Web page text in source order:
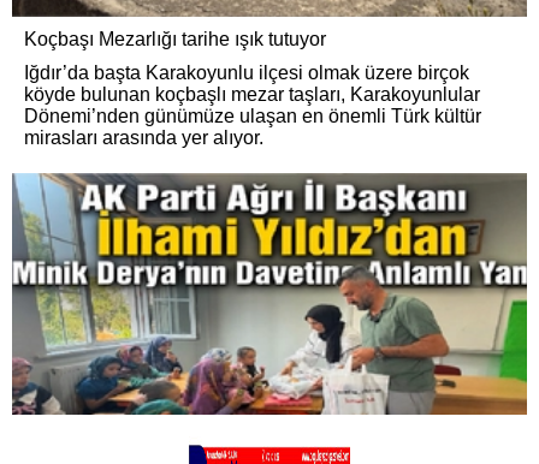
Koçbaşı Mezarlığı tarihe ışık tutuyor
Iğdır’da başta Karakoyunlu ilçesi olmak üzere birçok
köyde bulunan koçbaşlı mezar taşları, Karakoyunlular
Dönemi’nden günümüze ulaşan en önemli Türk kültür
mirasları arasında yer alıyor.